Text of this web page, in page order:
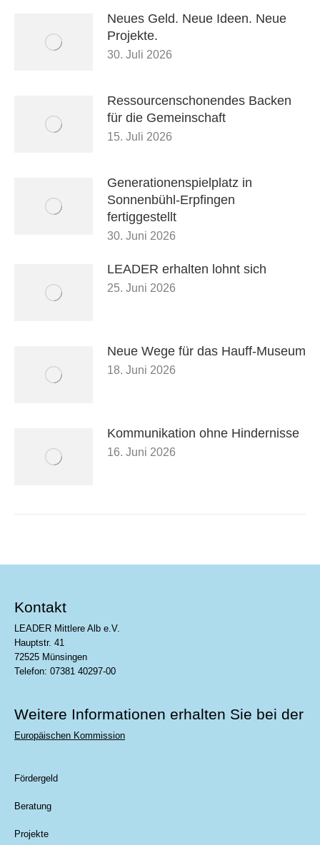
Neues Geld. Neue Ideen. Neue
Projekte.
30. Juli 2026
Ressourcenschonendes Backen
für die Gemeinschaft
15. Juli 2026
Generationenspielplatz in
Sonnenbühl-Erpfingen
fertiggestellt
30. Juni 2026
LEADER erhalten lohnt sich
25. Juni 2026
Neue Wege für das Hauff-Museum
18. Juni 2026
Kommunikation ohne Hindernisse
16. Juni 2026
Kontakt
LEADER Mittlere Alb e.V.
Hauptstr. 41
72525 Münsingen
Telefon: 07381 40297-00
Weitere Informationen erhalten Sie bei der
Europäischen Kommission
Fördergeld
Beratung
Projekte